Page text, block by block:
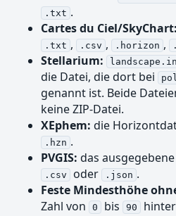
.txt .
Cartes du Ciel/SkyChart:
.txt , .csv , .horizon ,
Stellarium:
die Datei, die dort bei
genannt ist. Beide
keine ZIP-Datei.
XEphem: die
.hzn .
PVGIS: das
.csv oder .json .
Feste Mindesthöhe
Zahl von
0 bis 90 hinter